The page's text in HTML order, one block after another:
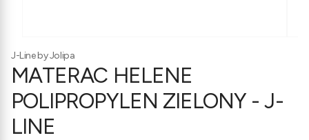
J-Line by Jolipa
MATERAC HELENE
POLIPROPYLEN ZIELONY - J-
LINE